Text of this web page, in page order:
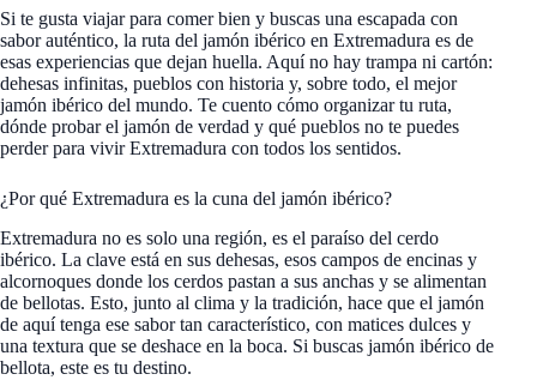
Si te gusta viajar para comer bien y buscas una escapada con
sabor auténtico, la ruta del jamón ibérico en Extremadura es de
esas experiencias que dejan huella. Aquí no hay trampa ni cartón:
dehesas infinitas, pueblos con historia y, sobre todo, el mejor
jamón ibérico del mundo. Te cuento cómo organizar tu ruta,
dónde probar el jamón de verdad y qué pueblos no te puedes
perder para vivir Extremadura con todos los sentidos.
¿Por qué Extremadura es la cuna del jamón ibérico?
Extremadura no es solo una región, es el paraíso del cerdo
ibérico. La clave está en sus dehesas, esos campos de encinas y
alcornoques donde los cerdos pastan a sus anchas y se alimentan
de bellotas. Esto, junto al clima y la tradición, hace que el jamón
de aquí tenga ese sabor tan característico, con matices dulces y
una textura que se deshace en la boca. Si buscas jamón ibérico de
bellota, este es tu destino.